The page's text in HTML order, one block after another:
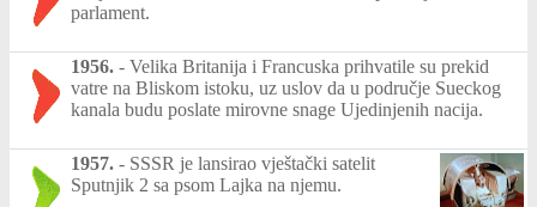
parlament.
1956. - Velika Britanija i Francuska prihvatile su prekid
vatre na Bliskom istoku, uz uslov da u područje Sueckog
kanala budu poslate mirovne snage Ujedinjenih nacija.
1957. - SSSR je lansirao vještački satelit
Sputnjik 2 sa psom Lajka na njemu.